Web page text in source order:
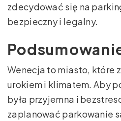
zdecydować się na
bezpieczny i legalny.
Wenecja to miasto, które
urokiem i klimatem. Aby
była przyjemna i
zaplanować parkowanie